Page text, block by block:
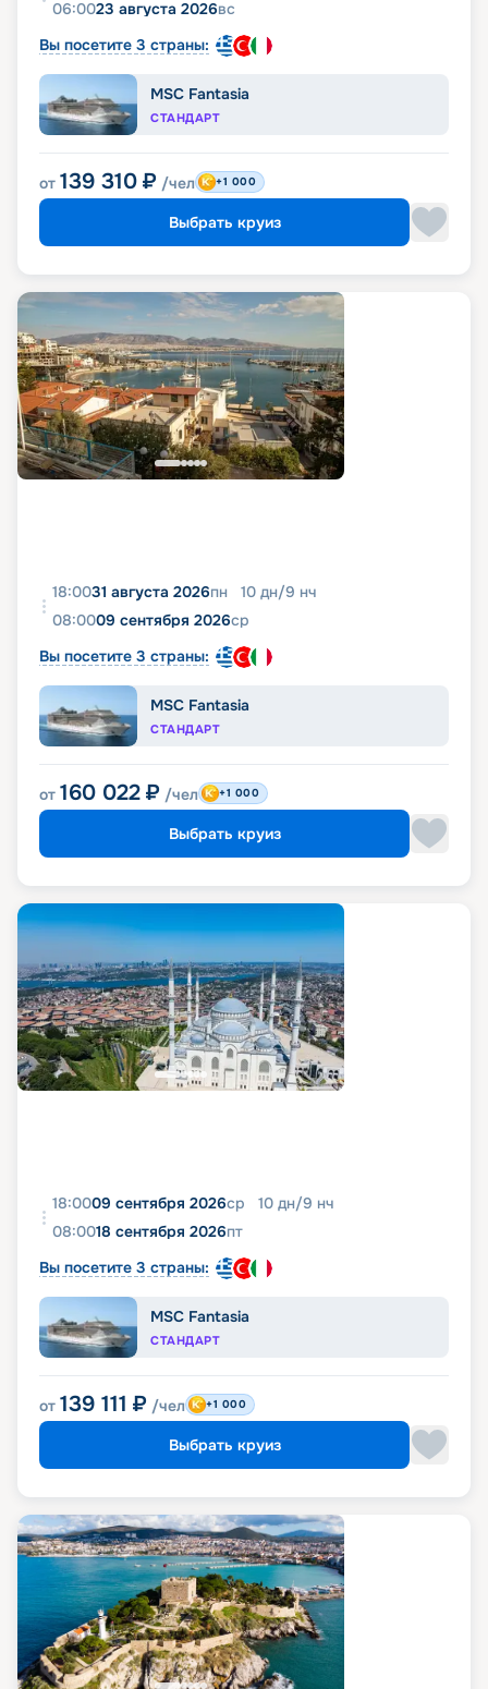
06:0023 августа 2026вс
Вы посетите 3 страны:
MSC Fantasia
СТАНДАРТ
от 139 310 ₽ /чел +1 000
Выбрать круиз
18:0031 августа 2026пн 10 дн/9 нч
08:0009 сентября 2026ср
Вы посетите 3 страны:
MSC Fantasia
СТАНДАРТ
от 160 022 ₽ /чел +1 000
Выбрать круиз
18:0009 сентября 2026ср 10 дн/9 нч
08:0018 сентября 2026пт
Вы посетите 3 страны:
MSC Fantasia
СТАНДАРТ
от 139 111 ₽ /чел +1 000
Выбрать круиз